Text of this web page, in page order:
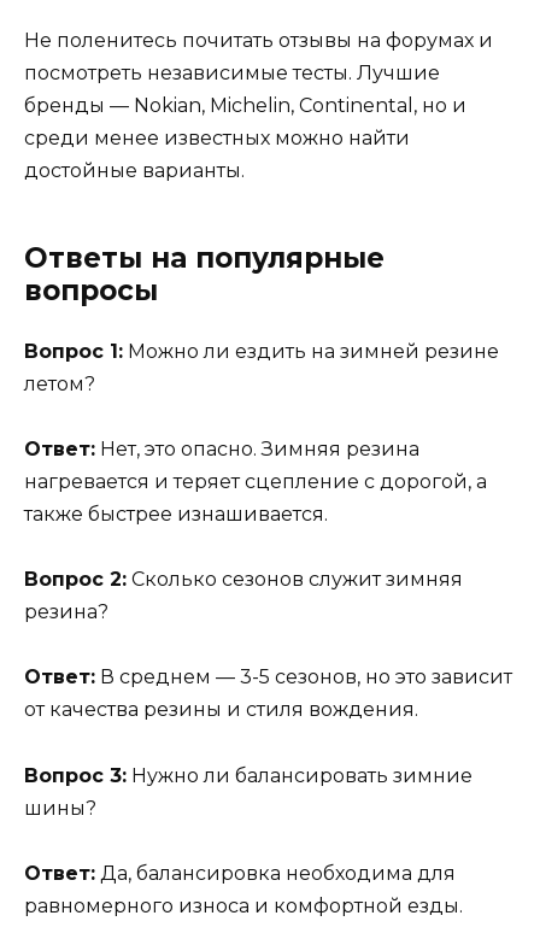
Не поленитесь почитать отзывы на форумах и
посмотреть независимые тесты. Лучшие
бренды — Nokian, Michelin, Continental, но и
среди менее известных можно найти
достойные варианты.
Ответы на популярные
вопросы
Вопрос 1: Можно ли ездить на зимней резине
летом?
Ответ: Нет, это опасно. Зимняя резина
нагревается и теряет сцепление с дорогой, а
также быстрее изнашивается.
Вопрос 2: Сколько сезонов служит зимняя
резина?
Ответ: В среднем — 3-5 сезонов, но это зависит
от качества резины и стиля вождения.
Вопрос 3: Нужно ли балансировать зимние
шины?
Ответ: Да, балансировка необходима для
равномерного износа и комфортной езды.